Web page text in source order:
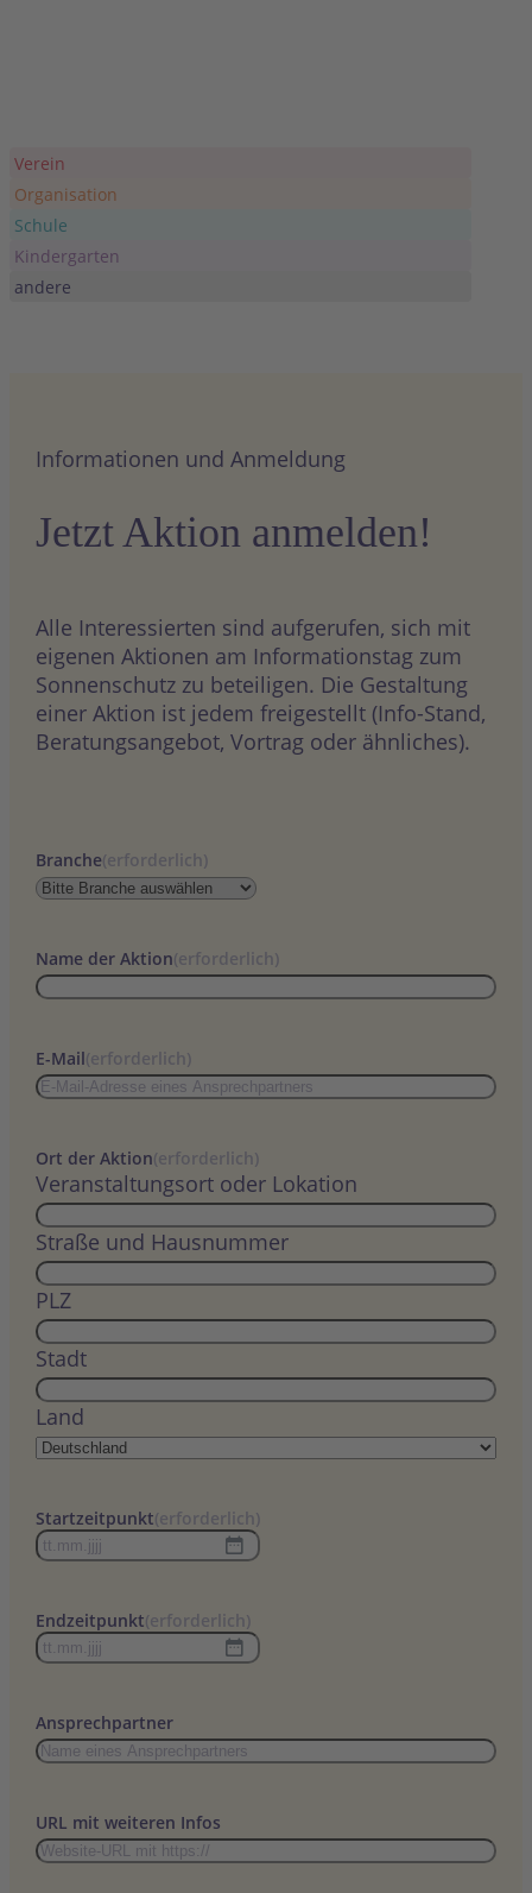
Verein
Organisation
Schule
Kindergarten
andere
Informationen und Anmeldung
Jetzt Aktion anmelden!
Alle Interessierten sind aufgerufen, sich mit
eigenen Aktionen am Informationstag zum
Sonnenschutz zu beteiligen. Die Gestaltung
einer Aktion ist jedem freigestellt (Info-Stand,
Beratungsangebot, Vortrag oder ähnliches).
Branche(erforderlich)
Name der Aktion(erforderlich)
E-Mail(erforderlich)
Ort der Aktion(erforderlich)
Veranstaltungsort oder Lokation
Straße und Hausnummer
PLZ
Stadt
Land
Startzeitpunkt(erforderlich)
TT
MM
Punkt
JJJJ
Endzeitpunkt(erforderlich)
TT
MM
Punkt
Ansprechpartner
URL mit weiteren Infos